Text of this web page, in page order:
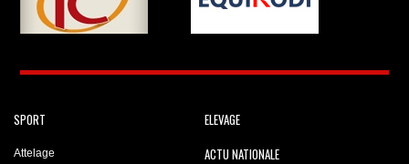
SPORT
Attelage
ELEVAGE
ACTU NATIONALE